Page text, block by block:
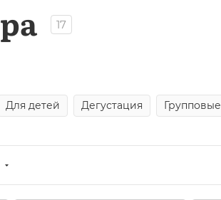
17
Для детей Дегустация Групповые